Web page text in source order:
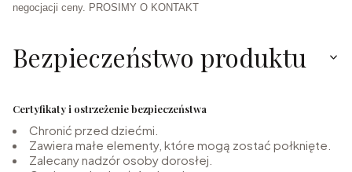
negocjacji ceny. PROSIMY O KONTAKT
Bezpieczeństwo produktu
Certyfikaty i ostrzeżenie bezpieczeństwa
Chronić przed dziećmi.
Zawiera małe elementy, które mogą zostać połknięte.
Zalecany nadzór osoby dorosłej.